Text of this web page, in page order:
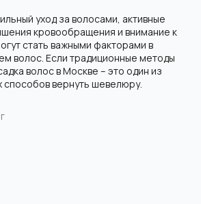
уход за волосами, активные
кровообращения и внимание к
стать важными факторами в
волос. Если традиционные методы
волос в Москве – это один из
вернуть шевелюру.
Карта сайта
Отзывы
Врачи